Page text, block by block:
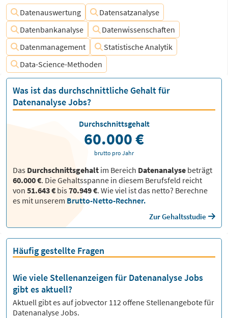
Datenauswertung
Datensatzanalyse
Datenbankanalyse
Datenwissenschaften
Datenmanagement
Statistische Analytik
Data-Science-Methoden
Was ist das durchschnittliche Gehalt für
Datenanalyse Jobs?
Das Durchschnittsgehalt im Bereich Datenanalyse beträgt
60.000 €. Die Gehaltsspanne in diesem Berufsfeld reicht
von 51.643 € bis70.949 €. Wie viel ist das netto? Berechne
es mit unserem Brutto-Netto-Rechner.
Zur Gehaltsstudie
Durchschnittsgehalt
60.000 €
brutto pro Jahr
Häufig gestellte Fragen
Wie viele Stellenanzeigen für Datenanalyse Jobs
gibt es aktuell?
Aktuell gibt es auf jobvector 112 offene Stellenangebote für
Datenanalyse Jobs.